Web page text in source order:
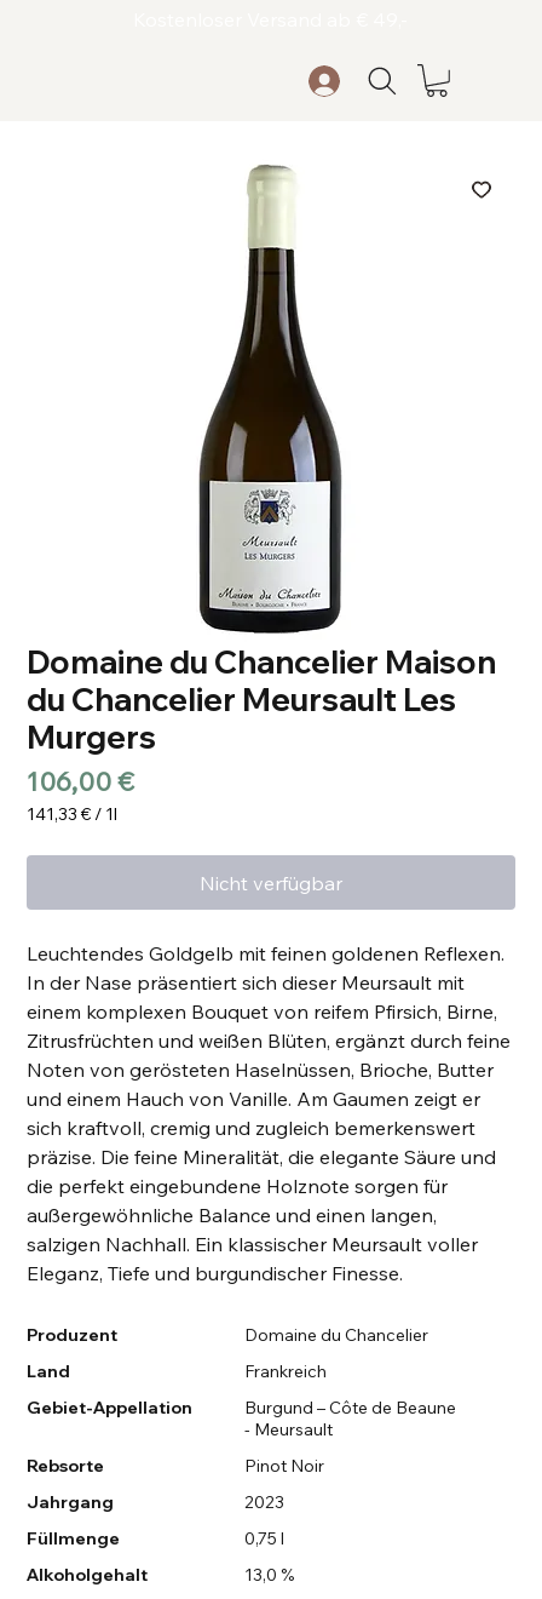
Domaine du Chancelier Maison
du Chancelier Meursault Les
Murgers
106,00 €Preis
141,33 € / 1l
pro
Liter
Nicht verfügbar
Leuchtendes Goldgelb mit feinen goldenen Reflexen.
In der Nase präsentiert sich dieser Meursault mit
einem komplexen Bouquet von reifem Pfirsich, Birne,
Zitrusfrüchten und weißen Blüten, ergänzt durch feine
Noten von gerösteten Haselnüssen, Brioche, Butter
und einem Hauch von Vanille. Am Gaumen zeigt er
sich kraftvoll, cremig und zugleich bemerkenswert
präzise. Die feine Mineralität, die elegante Säure und
die perfekt eingebundene Holznote sorgen für
außergewöhnliche Balance und einen langen,
salzigen Nachhall. Ein klassischer Meursault voller
Eleganz, Tiefe und burgundischer Finesse.
Produzent
Domaine du Chancelier
Land
Frankreich
Gebiet-Appellation
Burgund – Côte de Beaune
- Meursault
Rebsorte
Pinot Noir
Jahrgang
2023
Füllmenge
0,75 l
Alkoholgehalt
13,0 %